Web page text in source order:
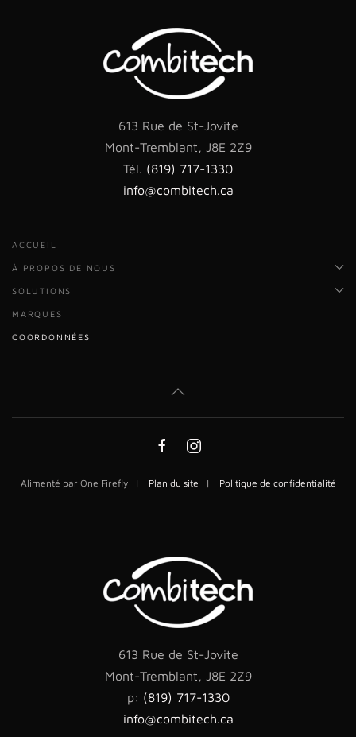
613 Rue de St-Jovite
Mont-Tremblant, J8E 2Z9
Tél. (819) 717-1330
info@combitech.ca
ACCUEIL
À PROPOS DE NOUS
SOLUTIONS
MARQUES
COORDONNÉES
Alimenté par One Firefly | Plan du site | Politique de confidentialité
613 Rue de St-Jovite
Mont-Tremblant, J8E 2Z9
p: (819) 717-1330
info@combitech.ca